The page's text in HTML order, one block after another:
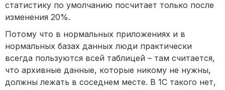
статистику по умолчанию посчитает только после
изменения 20%.
Потому что в нормальных приложениях и в
нормальных базах данных люди практически
всегда пользуются всей таблицей – там считается,
что архивные данные, которые никому не нужны,
должны лежать в соседнем месте. В 1С такого нет,